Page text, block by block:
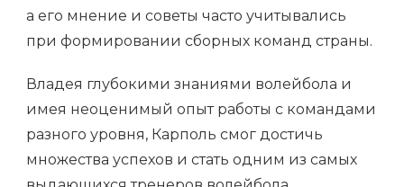
а его мнение и советы часто учитывались
при формировании сборных команд страны.
Владея глубокими знаниями волейбола и
имея неоценимый опыт работы с командами
разного уровня, Карполь смог достичь
множества успехов и стать одним из самых